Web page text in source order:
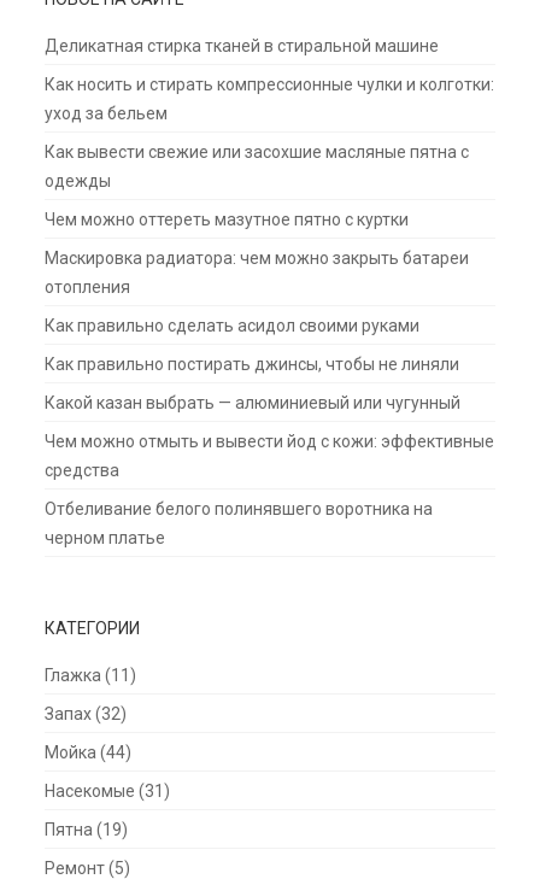
Деликатная стирка тканей в стиральной машине
Как носить и стирать компрессионные чулки и колготки:
уход за бельем
Как вывести свежие или засохшие масляные пятна с
одежды
Чем можно оттереть мазутное пятно с куртки
Маскировка радиатора: чем можно закрыть батареи
отопления
Как правильно сделать асидол своими руками
Как правильно постирать джинсы, чтобы не линяли
Какой казан выбрать — алюминиевый или чугунный
Чем можно отмыть и вывести йод с кожи: эффективные
средства
Отбеливание белого полинявшего воротника на
черном платье
КАТЕГОРИИ
Глажка (11)
Запах(32)
Мойка (44)
Насекомые (31)
Пятна (19)
Ремонт(5)